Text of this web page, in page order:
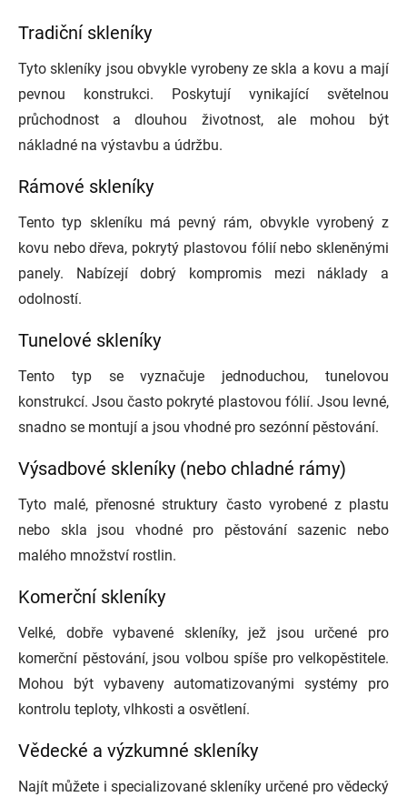
Tradiční skleníky
Tyto skleníky jsou obvykle vyrobeny ze skla a kovu a mají
pevnou konstrukci. Poskytují vynikající světelnou
průchodnost a dlouhou životnost, ale mohou být
nákladné na výstavbu a údržbu.
Rámové skleníky
Tento typ skleníku má pevný rám, obvykle vyrobený z
kovu nebo dřeva, pokrytý plastovou fólií nebo skleněnými
panely. Nabízejí dobrý kompromis mezi náklady a
odolností.
Tunelové skleníky
Tento typ se vyznačuje jednoduchou, tunelovou
konstrukcí. Jsou často pokryté plastovou fólií. Jsou levné,
snadno se montují a jsou vhodné pro sezónní pěstování.
Výsadbové skleníky (nebo chladné rámy)
Tyto malé, přenosné struktury často vyrobené z plastu
nebo skla jsou vhodné pro pěstování sazenic nebo
malého množství rostlin.
Komerční skleníky
Velké, dobře vybavené skleníky, jež jsou určené pro
komerční pěstování, jsou volbou spíše pro velkopěstitele.
Mohou být vybaveny automatizovanými systémy pro
kontrolu teploty, vlhkosti a osvětlení.
Vědecké a výzkumné skleníky
Najít můžete i specializované skleníky určené pro vědecký